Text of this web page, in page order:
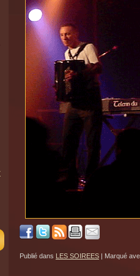
Publié dans LES SOIREES | Marqué